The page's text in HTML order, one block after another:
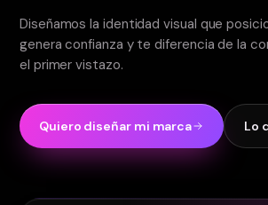
Diseñamos la identidad visual que
genera confianza y te diferencia de la
el primer vistazo.
Quiero diseñar mi marca Lo